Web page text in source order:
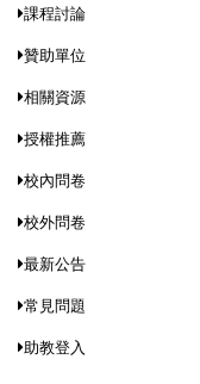
課程討論
贊助單位
相關資源
授權推薦
校內問卷
校外問卷
最新公告
常見問題
助教登入